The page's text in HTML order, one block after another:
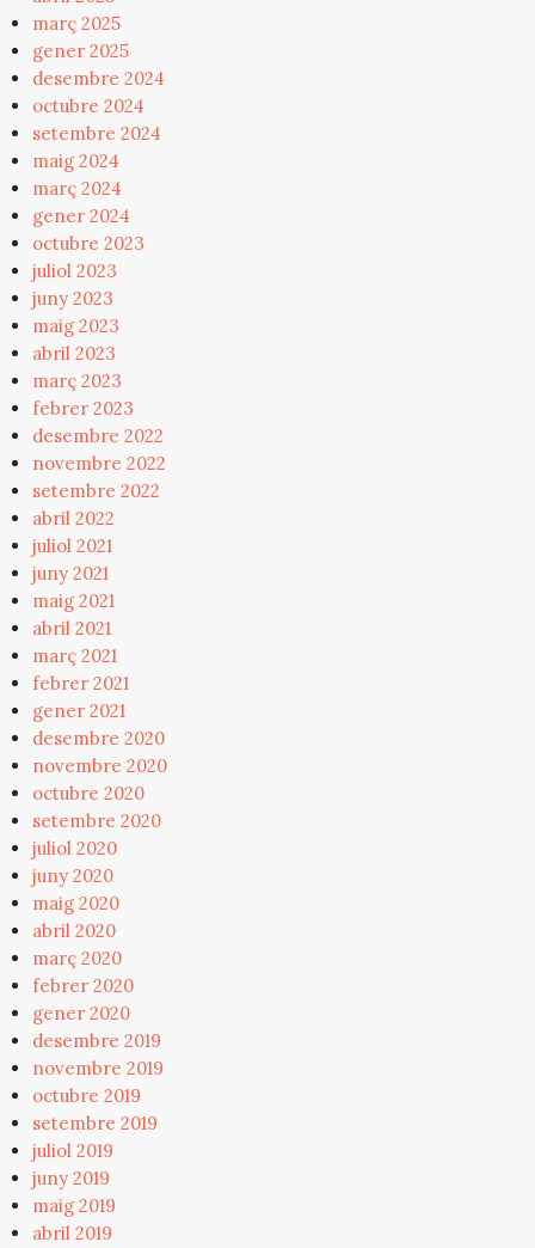
març 2025
gener 2025
desembre 2024
octubre 2024
setembre 2024
maig 2024
març 2024
gener 2024
octubre 2023
juliol 2023
juny 2023
maig 2023
abril 2023
març 2023
febrer 2023
desembre 2022
novembre 2022
setembre 2022
abril 2022
juliol 2021
juny 2021
maig 2021
abril 2021
març 2021
febrer 2021
gener 2021
desembre 2020
novembre 2020
octubre 2020
setembre 2020
juliol 2020
juny 2020
maig 2020
abril 2020
març 2020
febrer 2020
gener 2020
desembre 2019
novembre 2019
octubre 2019
setembre 2019
juliol 2019
juny 2019
maig 2019
abril 2019